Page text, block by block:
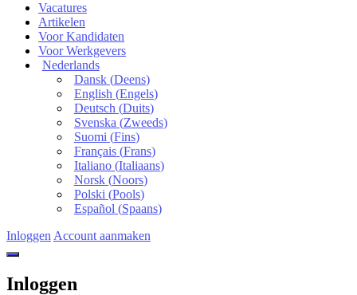
Vacatures
Artikelen
Voor Kandidaten
Voor Werkgevers
Nederlands
Dansk(Deens)
English (Engels)
Deutsch (Duits)
Svenska (Zweeds)
Suomi (Fins)
Français(Frans)
Italiano(Italiaans)
Norsk(Noors)
Polski (Pools)
Español (Spaans)
Inloggen Account aanmaken
Inloggen